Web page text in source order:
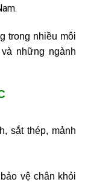
trong nhiều môi
những ngành
sắt thép, mảnh
vệ chân khỏi